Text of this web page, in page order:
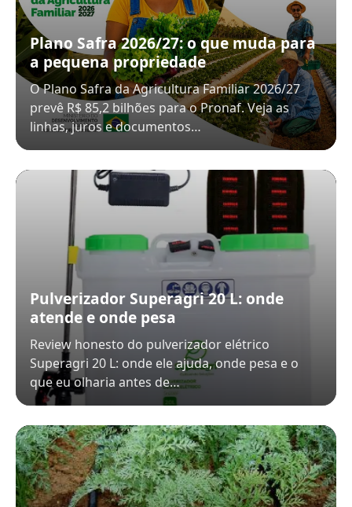
Plano Safra 2026/27: o que muda para
a pequena propriedade
O Plano Safra da Agricultura Familiar 2026/27
prevê R$ 85,2 bilhões para o Pronaf. Veja as
linhas, juros e documentos…
Pulverizador Superagri 20 L: onde
atende e onde pesa
Review honesto do pulverizador elétrico
Superagri 20 L: onde ele ajuda, onde pesa e o
que eu olharia antes de…